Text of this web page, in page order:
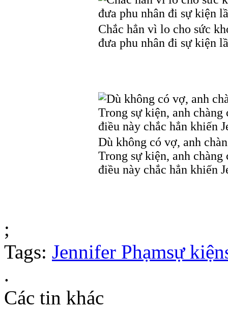
Chắc hẳn vì lo cho sức
đưa phu nhân đi sự kiện
Dù không có vợ, anh
Trong sự kiện, anh
điều này chắc hẳn khiến
;
Tags: Jennifer Phạmsự kiện
.
Các tin khác